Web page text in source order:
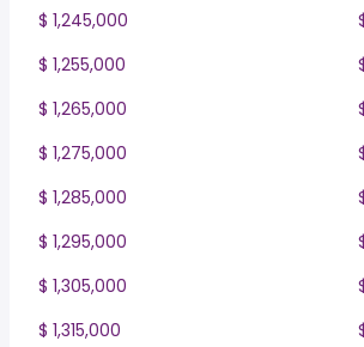
$ 1,245,000
$ 1,255,000
$ 1,265,000
$ 1,275,000
$ 1,285,000
$ 1,295,000
$ 1,305,000
$ 1,315,000